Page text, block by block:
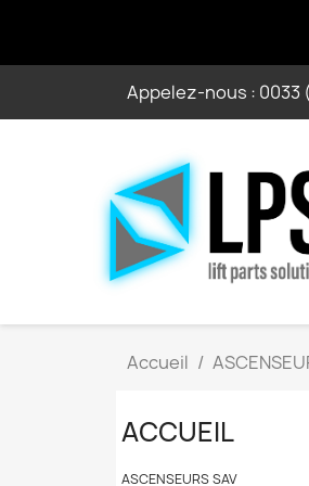
Appelez-nous : 0033
Accueil
ACCUEIL
ASCENSEURS SAV